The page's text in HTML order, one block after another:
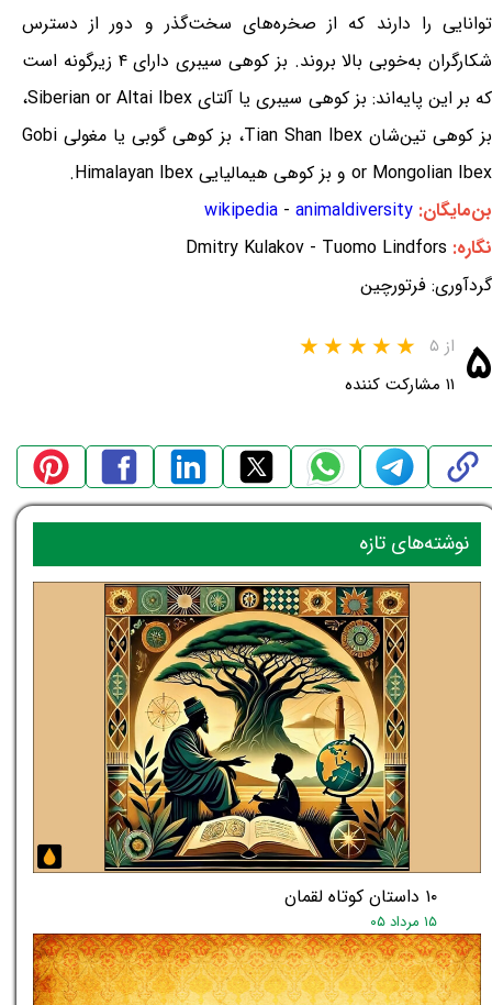
توانایی را دارند که از صخره‌های سخت‌گذر و دور از دسترس
شکارگران به‌خوبی بالا بروند. بز کوهی سیبری دارای ۴ زیرگونه است
که بر این پایه‌اند: بز کوهی سیبری یا آلتای Siberian or Altai Ibex،
بز کوهی تین‌شان Tian Shan Ibex، بز کوهی گوبی یا مغولی Gobi
or Mongolian Ibex و بز کوهی هیمالیایی Himalayan Ibex.
بن‌مایگان:
wikipedia - animaldiversity
نگاره: Dmitry Kulakov - Tuomo Lindfors
گردآوری: فرتورچین
۵ از ۵
۱۱ مشارکت کننده
۱۰ داستان کوتاه لقمان
۱۵ مرداد ۰۵
نوشته‌های تازه